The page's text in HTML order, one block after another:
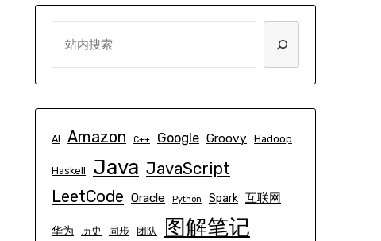
AI Amazon C++ Google Groovy Hadoop
Haskell Java JavaScript
LeetCode Oracle Python Spark 互联网
华为 历史 同步 团队 图解笔记